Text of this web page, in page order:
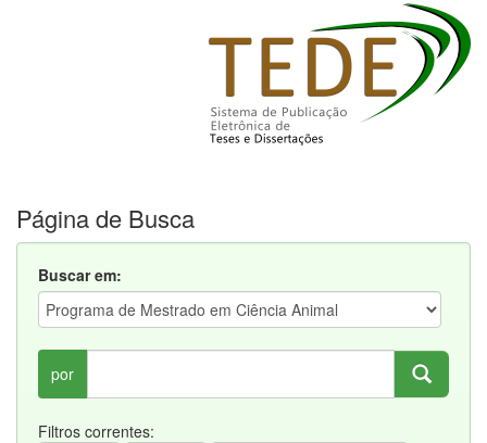
Página de Busca
Buscar em:
por
Filtros correntes: